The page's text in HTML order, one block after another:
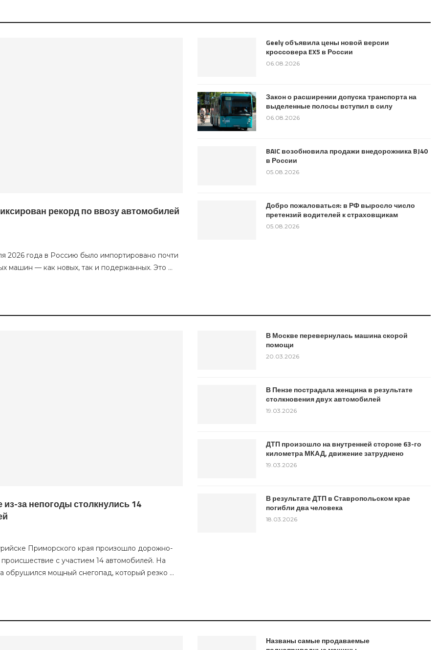
рекорд по ввозу автомобилей
2026 года в Россию было импортировано почти
машин — как новых, так и подержанных. Это …
Geely объявила цены новой версии
кроссовера EX5 в России
06.08.2026
Закон о расширении допуска транспорта на
выделенные полосы вступил в силу
06.08.2026
BAIC возобновила продажи внедорожника BJ40
в России
05.08.2026
Добро пожаловаться: в РФ выросло число
претензий водителей к страховщикам
05.08.2026
за непогоды столкнулись 14
Приморского края произошло дорожно-
с участием 14 автомобилей. На
обрушился мощный снегопад, который резко …
В Москве перевернулась машина скорой
помощи
20.03.2026
В Пензе пострадала женщина в результате
столкновения двух автомобилей
19.03.2026
ДТП произошло на внутренней стороне 63-го
километра МКАД, движение затруднено
19.03.2026
В результате ДТП в Ставропольском крае
погибли два человека
18.03.2026
Названы самые продаваемые